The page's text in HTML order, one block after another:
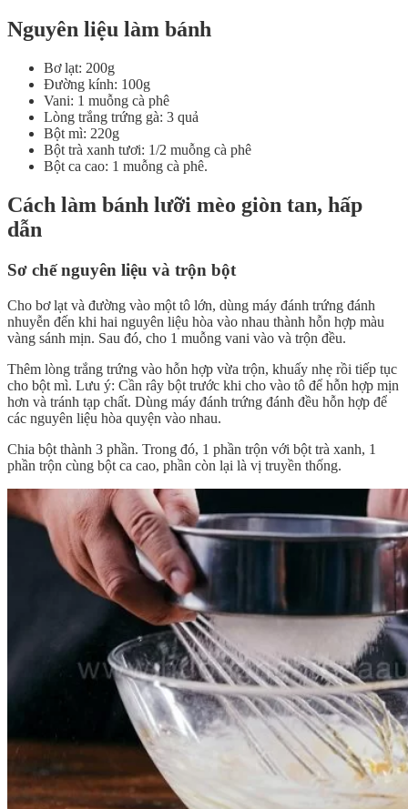
Nguyên liệu làm bánh
Bơ lạt: 200g
Đường kính: 100g
Vani: 1 muỗng cà phê
Lòng trắng trứng gà: 3 quả
Bột mì: 220g
Bột trà xanh tươi: 1/2 muỗng cà phê
Bột ca cao: 1 muỗng cà phê.
Cách làm bánh lưỡi mèo giòn tan, hấp
dẫn
Sơ chế nguyên liệu và trộn bột
Cho bơ lạt và đường vào một tô lớn, dùng máy đánh trứng đánh
nhuyễn đến khi hai nguyên liệu hòa vào nhau thành hỗn hợp màu
vàng sánh mịn. Sau đó, cho 1 muỗng vani vào và trộn đều.
Thêm lòng trắng trứng vào hỗn hợp vừa trộn, khuấy nhẹ rồi tiếp tục
cho bột mì. Lưu ý: Cần rây bột trước khi cho vào tô để hỗn hợp mịn
hơn và tránh tạp chất. Dùng máy đánh trứng đánh đều hỗn hợp để
các nguyên liệu hòa quyện vào nhau.
Chia bột thành 3 phần. Trong đó, 1 phần trộn với bột trà xanh, 1
phần trộn cùng bột ca cao, phần còn lại là vị truyền thống.